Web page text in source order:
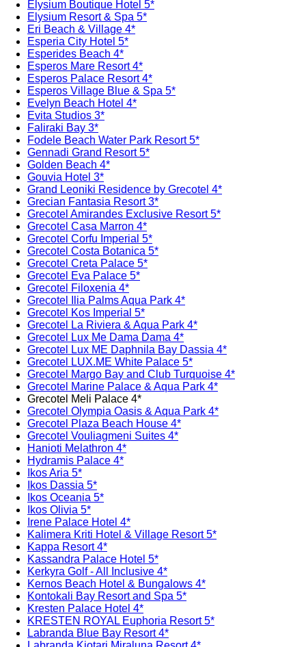
Elysium Boutique Hotel 5*
Elysium Resort & Spa 5*
Eri Beach & Village 4*
Esperia City Hotel 5*
Esperides Beach 4*
Esperos Mare Resort 4*
Esperos Palace Resort 4*
Esperos Village Blue & Spa 5*
Evelyn Beach Hotel 4*
Evita Studios 3*
Faliraki Bay 3*
Fodele Beach Water Park Resort 5*
Gennadi Grand Resort 5*
Golden Beach 4*
Gouvia Hotel 3*
Grand Leoniki Residence by Grecotel 4*
Grecian Fantasia Resort 3*
Grecotel Amirandes Exclusive Resort 5*
Grecotel Casa Marron 4*
Grecotel Corfu Imperial 5*
Grecotel Costa Botanica 5*
Grecotel Creta Palace 5*
Grecotel Eva Palace 5*
Grecotel Filoxenia 4*
Grecotel Ilia Palms Aqua Park 4*
Grecotel Kos Imperial 5*
Grecotel La Riviera & Aqua Park 4*
Grecotel Lux Me Dama Dama 4*
Grecotel Lux ME Daphnila Bay Dassia 4*
Grecotel LUX.ME White Palace​ 5*
Grecotel Margo Bay and Club Turquoise 4*
Grecotel Marine Palace & Aqua Park 4*
Grecotel Meli Palace 4*
Grecotel Olympia Oasis & Aqua Park 4*
Grecotel Plaza Beach House 4*
Grecotel Vouliagmeni Suites 4*
Hanioti Melathron 4*
Hydramis Palace 4*
Ikos Aria 5*
Ikos Dassia 5*
Ikos Oceania 5*
Ikos Olivia 5*
Irene Palace Hotel 4*
Kalimera Kriti Hotel & Village Resort 5*
Kappa Resort 4*
Kassandra Palace Hotel 5*
Kerkyra Golf - All Inclusive 4*
Kernos Beach Hotel & Bungalows 4*
Kontokali Bay Resort and Spa 5*
Kresten Palace Hotel 4*
KRESTEN ROYAL Euphoria Resort 5*
Labranda Blue Bay Resort 4*